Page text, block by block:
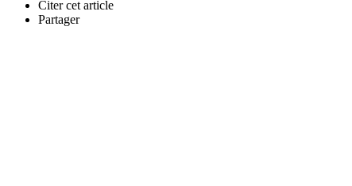
Citer cet article
Partager